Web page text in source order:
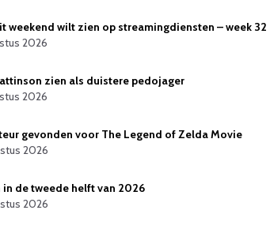
weekend wilt zien op streamingdiensten – week 32
2026
zien als duistere pedojager
2026
gevonden voor The Legend of Zelda Movie
2026
de tweede helft van 2026
2026